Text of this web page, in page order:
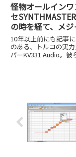
怪物オールイン
セ
の時を経て、メ
ジョンアップ！
10年以上前にも記事
のある、トルコの実
パーKV331 Audio。彼
アナログからウェー